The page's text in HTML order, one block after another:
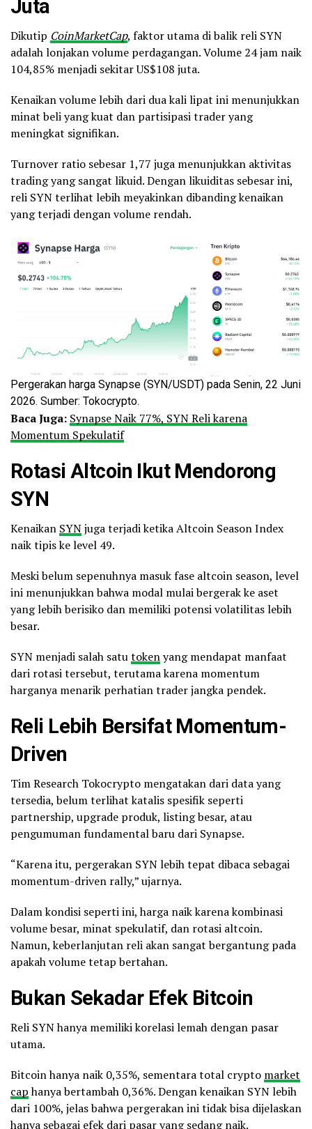
Juta
Dikutip CoinMarketCap, faktor utama di balik reli SYN
adalah lonjakan volume perdagangan. Volume 24 jam naik
104,85% menjadi sekitar US$108 juta.
Kenaikan volume lebih dari dua kali lipat ini menunjukkan
minat beli yang kuat dan partisipasi trader yang
meningkat signifikan.
Turnover ratio sebesar 1,77 juga menunjukkan aktivitas
trading yang sangat likuid. Dengan likuiditas sebesar ini,
reli SYN terlihat lebih meyakinkan dibanding kenaikan
yang terjadi dengan volume rendah.
Pergerakan harga Synapse (SYN/USDT) pada Senin, 22 Juni
2026. Sumber: Tokocrypto.
Baca Juga: Synapse Naik 77%, SYN Reli karena
Momentum Spekulatif
Rotasi Altcoin Ikut Mendorong
SYN
Kenaikan SYNjuga terjadi ketika Altcoin Season Index
naik tipis ke level 49.
Meski belum sepenuhnya masuk fase altcoin season, level
ini menunjukkan bahwa modal mulai bergerak ke aset
yang lebih berisiko dan memiliki potensi volatilitas lebih
besar.
SYN menjadi salah satutokenyang mendapat manfaat
dari rotasi tersebut, terutama karena momentum
harganya menarik perhatian trader jangka pendek.
Reli Lebih Bersifat Momentum-
Driven
Tim Research Tokocrypto mengatakan dari data yang
tersedia, belum terlihat katalis spesifik seperti
partnership, upgrade produk, listing besar, atau
pengumuman fundamental baru dari Synapse.
“Karena itu, pergerakan SYN lebih tepat dibaca sebagai
momentum-driven rally,” ujarnya.
Dalam kondisi seperti ini, harga naik karena kombinasi
volume besar, minat spekulatif, dan rotasi altcoin.
Namun, keberlanjutan reli akan sangat bergantung pada
apakah volume tetap bertahan.
Bukan Sekadar Efek Bitcoin
Reli SYN hanya memiliki korelasi lemah dengan pasar
utama.
Bitcoin hanya naik 0,35%, sementara total crypto market
caphanya bertambah 0,36%. Dengan kenaikan SYN lebih
dari 100%, jelas bahwa pergerakan ini tidak bisa dijelaskan
hanya sebagai efek dari pasar yang sedang naik.